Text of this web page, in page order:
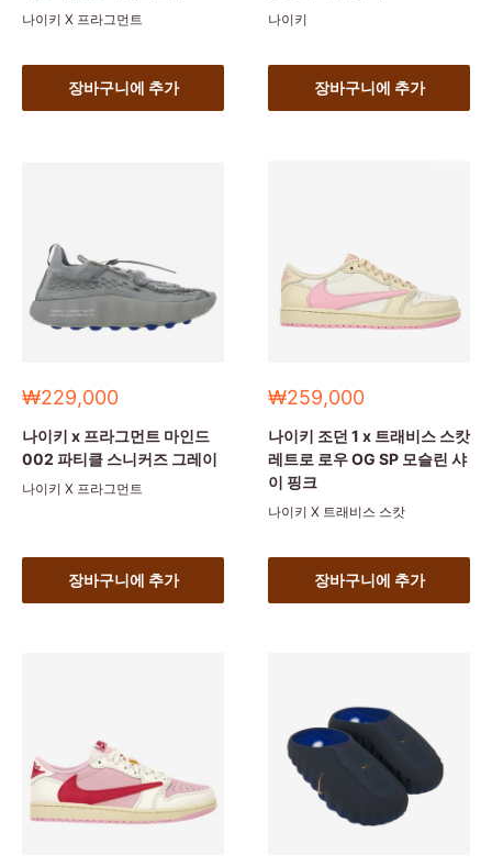
나이키 X 프라그먼트
장바구니에 추가
나이키
장바구니에 추가
세
가
₩229,000
나이키 x 프라그먼트 마인드
002 파티클 스니커즈 그레이
나이키 X 프라그먼트
장바구니에 추가
세
가
₩259,000
나이키 조던 1 x 트래비스 스캇
레트로 로우 OG SP 모슬린 샤
이 핑크
나이키 X 트래비스 스캇
장바구니에 추가